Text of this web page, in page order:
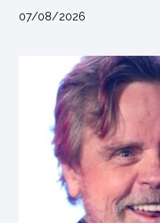
07/08/2026